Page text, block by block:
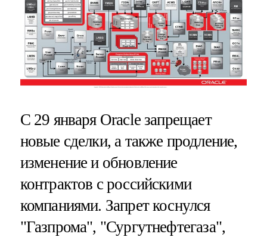
С 29 января Oracle запрещает
новые сделки, а также продление,
изменение и обновление
контрактов с российскими
компаниями. Запрет коснулся
"Газпрома", "Сургутнефтегаза",